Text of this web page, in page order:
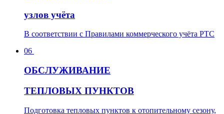
узлов учёта
В соответствии с Правилами коммерческого учёта РТС
06
ОБСЛУЖИВАНИЕ
ТЕПЛОВЫХ ПУНКТОВ
Подготовка тепловых пунктов к отопительному сезону,